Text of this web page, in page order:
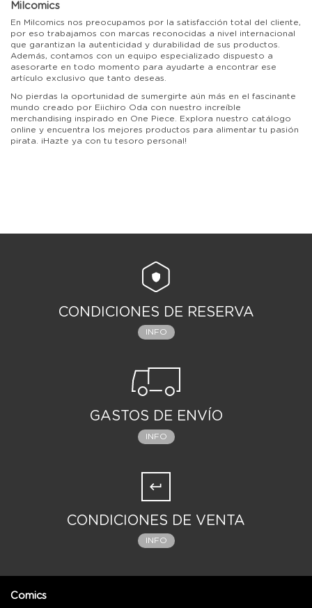
Milcomics
En Milcomics nos preocupamos por la satisfacción total del cliente,
por eso trabajamos con marcas reconocidas a nivel internacional
que garantizan la autenticidad y durabilidad de sus productos.
Además, contamos con un equipo especializado dispuesto a
asesorarte en todo momento para ayudarte a encontrar ese
artículo exclusivo que tanto deseas.
No pierdas la oportunidad de sumergirte aún más en el fascinante
mundo creado por Eiichiro Oda con nuestro increíble
merchandising inspirado en One Piece. Explora nuestro catálogo
online y encuentra los mejores productos para alimentar tu pasión
pirata. ¡Hazte ya con tu tesoro personal!
CONDICIONES DE RESERVA
INFO
GASTOS DE ENVÍO
INFO
CONDICIONES DE VENTA
INFO
Comics